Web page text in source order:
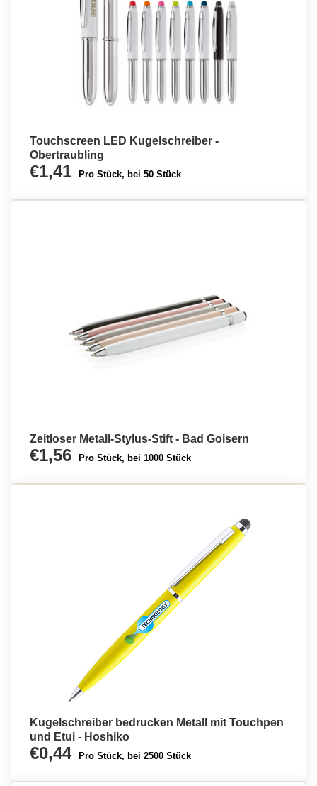
Touchscreen LED Kugelschreiber -
Obertraubling
€1,41 Pro Stück, bei 50 Stück
Zeitloser Metall-Stylus-Stift - Bad Goisern
€1,56 Pro Stück, bei 1000 Stück
Kugelschreiber bedrucken Metall mit Touchpen
und Etui - Hoshiko
€0,44 Pro Stück, bei 2500 Stück